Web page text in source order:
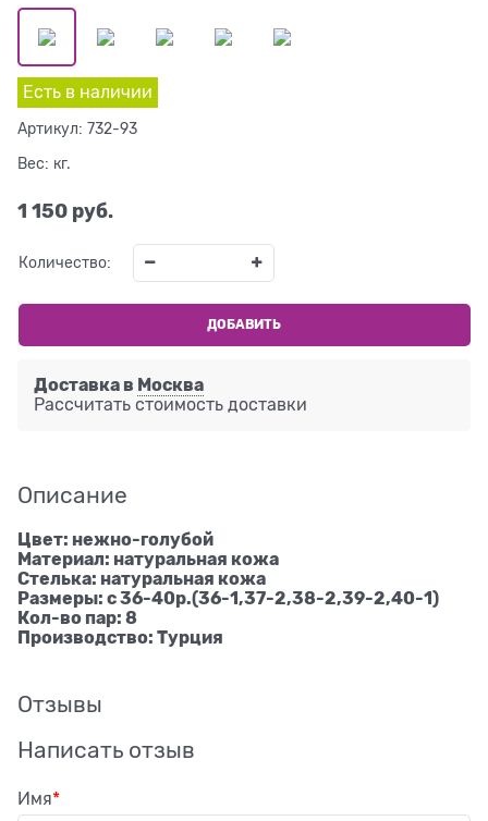
Есть в наличии
Артикул: 732-93
Вес: кг.
1 150 руб.
Количество:
ДОБАВИТЬ
Доставка в Москва
Рассчитать стоимость доставки
Описание
Цвет: нежно-голубой
Материал: натуральная кожа
Стелька: натуральная кожа
Размеры: с 36-40р.(36-1,37-2,38-2,39-2,40-1)
Кол-во пар: 8
Производство: Турция
Отзывы
Написать отзыв
Имя